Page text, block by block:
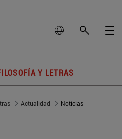
Y LETRAS
Actualidad Noticias